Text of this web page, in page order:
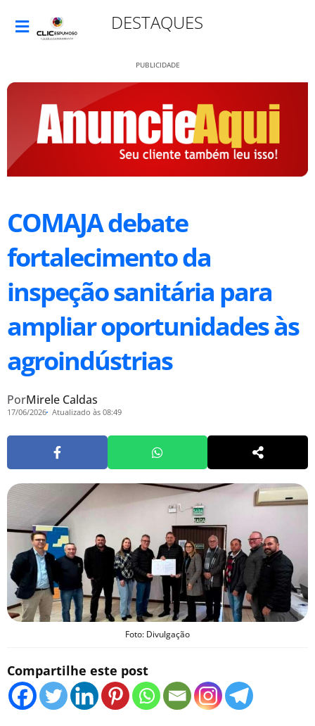
DESTAQUES
PUBLICIDADE
COMAJA debate
fortalecimento da
inspeção sanitária para
ampliar oportunidades às
agroindústrias
PorMirele Caldas
17/06/2026 Atualizado às 08:49
Foto: Divulgação
Compartilhe este post